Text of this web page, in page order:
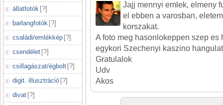
állatfotók [?]
barlangfotók [?]
családi/emlékkép [?]
csendélet [?]
csillagászat/égbolt [?]
digit. illusztráció [?]
divat [?]
Jajj mennyi emlek, elmeny
el ebben a varosban,
korszakat.
A foto meg hasonlokeppen szep es
egykori Szechenyi kaszino
Gratulalok
Udv
Akos